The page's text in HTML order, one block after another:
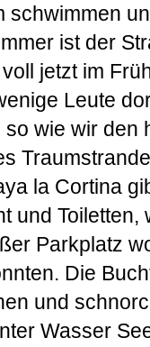
schwimmen
ist der
jetzt im
Leute
so wie wir den
la Cortina
und Toiletten,
Parkplatz
Die
und
Wasser